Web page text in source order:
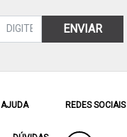
ENVIAR
AJUDA REDES SOCIAIS